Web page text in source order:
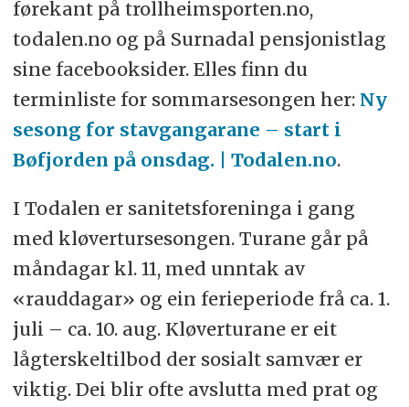
førekant på trollheimsporten.no,
todalen.no og på Surnadal pensjonistlag
sine facebooksider. Elles finn du
terminliste for sommarsesongen her: Ny
sesong for stavgangarane – start i
Bøfjorden på onsdag. | Todalen.no.
I Todalen er sanitetsforeninga i gang
med kløvertursesongen. Turane går på
måndagar kl. 11, med unntak av
«rauddagar» og ein ferieperiode frå ca. 1.
juli – ca. 10. aug. Kløverturane er eit
lågterskeltilbod der sosialt samvær er
viktig. Dei blir ofte avslutta med prat og